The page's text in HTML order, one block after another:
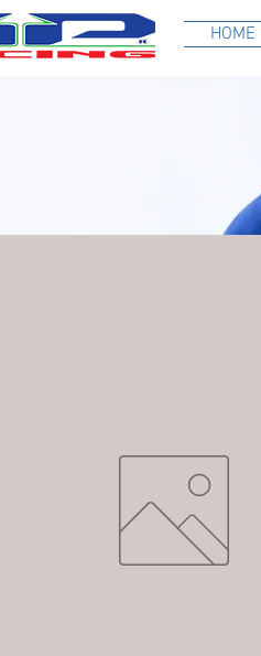
HOME